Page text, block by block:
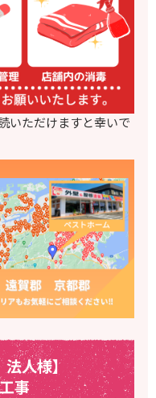
いただけますと幸いで
人様】
事